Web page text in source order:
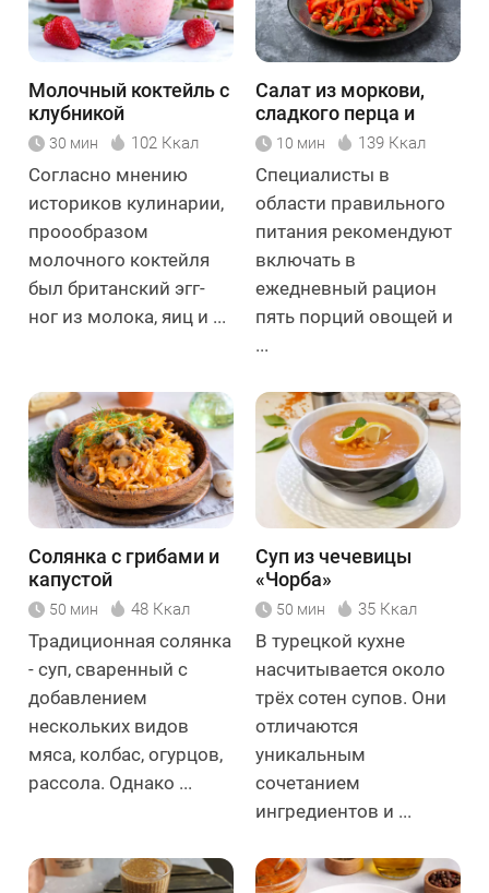
Молочный коктейль с
клубникой
30 мин 102 Ккал
Согласно мнению
историков кулинарии,
проообразом
молочного коктейля
был британский эгг-
ног из молока, яиц и ...
Салат из моркови,
сладкого перца и
орехов
10 мин 139 Ккал
Специалисты в
области правильного
питания рекомендуют
включать в
ежедневный рацион
пять порций овощей и
...
Солянка с грибами и
капустой
50 мин 48 Ккал
Традиционная солянка
- суп, сваренный с
добавлением
нескольких видов
мяса, колбас, огурцов,
рассола. Однако ...
Суп из чечевицы
«Чорба»
50 мин 35 Ккал
В турецкой кухне
насчитывается около
трёх сотен супов. Они
отличаются
уникальным
сочетанием
ингредиентов и ...